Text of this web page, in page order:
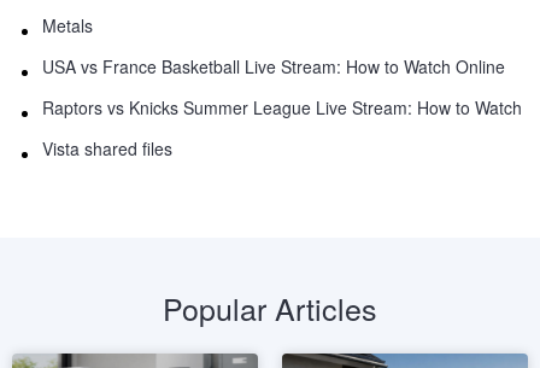
Metals
USA vs France Basketball Live Stream: How to Watch Online
Raptors vs Knicks Summer League Live Stream: How to Watch
Vista shared files
Popular Articles